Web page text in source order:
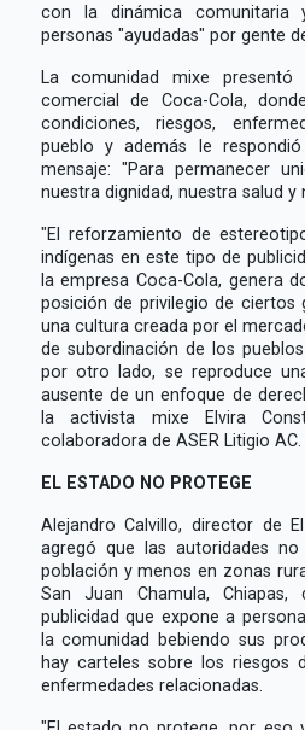
con la dinámica comunitaria
personas "ayudadas" por gente
La comunidad mixe
comercial de Coca-Cola,
condiciones, riesgos,
pueblo y además le
mensaje: "Para permanecer
nuestra dignidad, nuestra salud y
"El reforzamiento de
indígenas en este tipo de
la empresa Coca-Cola, genera
posición de privilegio de ciertos
una cultura creada por el
de subordinación de los
por otro lado, se reproduce
ausente de un enfoque de
la activista mixe Elvira
colaboradora de ASER Litigio AC.
EL ESTADO NO PROTEGE
Alejandro Calvillo, director de
agregó que las autoridades
población y menos en zonas
San Juan Chamula, Chiapas,
publicidad que expone a
la comunidad bebiendo sus
hay carteles sobre los riesgos
enfermedades relacionadas.